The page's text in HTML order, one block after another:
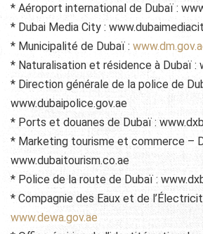
* Aéroport international de Dubaï :
* Dubai Media City :
* Municipalité de Dubaï :
* Naturalisation et résidence à Dubaï :
* Direction générale de la police de
www.dubaipolice.gov.ae
* Ports et douanes de Dubaï :
* Marketing tourisme et commerce –
www.dubaitourism.co.ae
* Police de la route de Dubaï :
* Compagnie des Eaux et de
www.dewa.gov.ae